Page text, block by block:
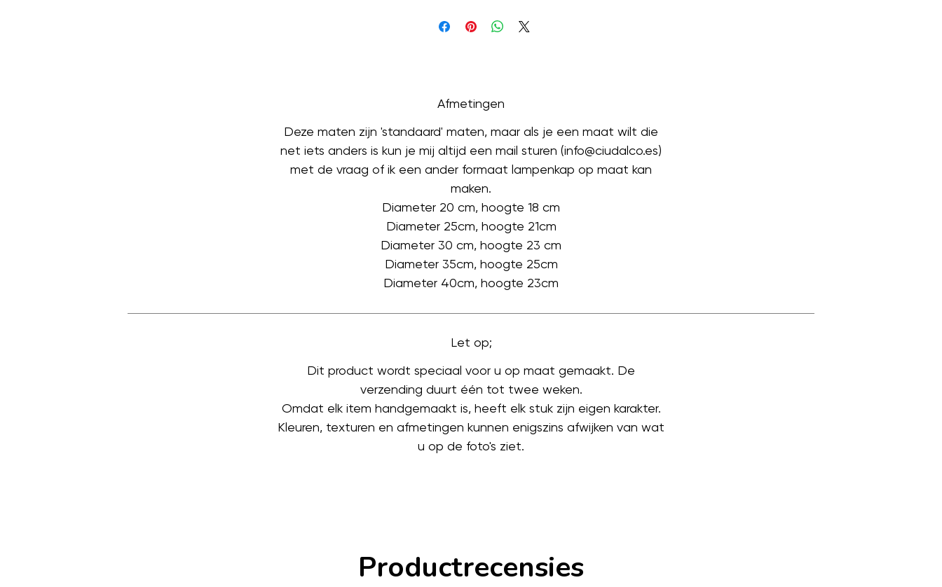
Afmetingen
Deze maten zijn 'standaard' maten, maar als je een maat wilt die
net iets anders is kun je mij altijd een mail sturen (info@ciudalco.es)
met de vraag of ik een ander formaat lampenkap op maat kan
maken.
Diameter 20 cm, hoogte 18 cm
Diameter 25cm, hoogte 21cm
Diameter 30 cm, hoogte 23 cm
Diameter 35cm, hoogte 25cm
Diameter 40cm, hoogte 23cm
Let op;
Dit product wordt speciaal voor u op maat gemaakt. De
verzending duurt één tot twee weken.
Omdat elk item handgemaakt is, heeft elk stuk zijn eigen karakter.
Kleuren, texturen en afmetingen kunnen enigszins afwijken van wat
u op de foto's ziet.
Productrecensies